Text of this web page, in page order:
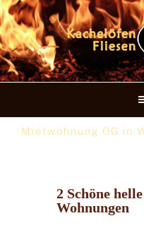
Mietwohnung OG in
2 Schöne
Wohnungen